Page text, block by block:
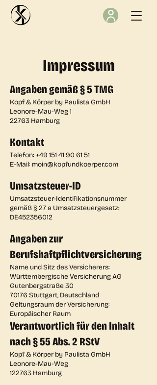
Impressum
Angaben gemäß § 5 TMG
Kopf & Körper by Paulista GmbH
Leonore-Mau-Weg 1
22763 Hamburg
Kontakt
Telefon: +49 151 41 90 61 51
E-Mail: moin@kopfundkoerper.com
Umsatzsteuer-ID
Umsatzsteuer-Identifikationsnummer
gemäß § 27 a Umsatzsteuergesetz:
DE452356012
Angaben zur
Berufshaftpflichtversicherung
Name und Sitz des Versicherers:
Württembergische Versicherung AG
Gutenbergstraße 30
70176 Stuttgart, Deutschland
Geltungsraum der Versicherung:
Europäischer Raum
Verantwortlich für den Inhalt
nach § 55 Abs. 2 RStV
Kopf & Körper by Paulista GmbH
Leonore-Mau-Weg
122763 Hamburg